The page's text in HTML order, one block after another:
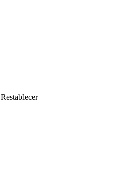
Restablecer